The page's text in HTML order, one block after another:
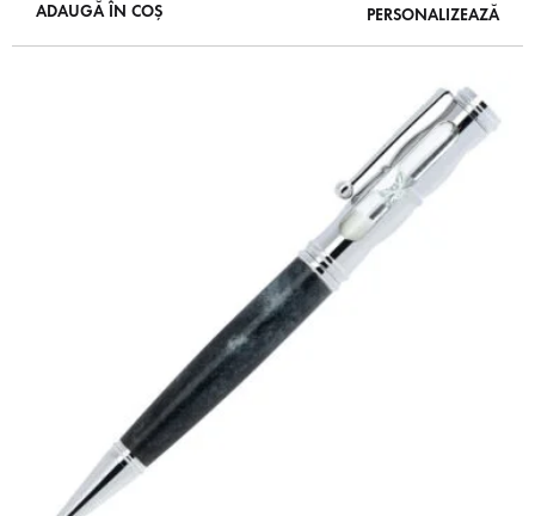
ADAUGĂ ÎN COȘ
PERSONALIZEAZĂ